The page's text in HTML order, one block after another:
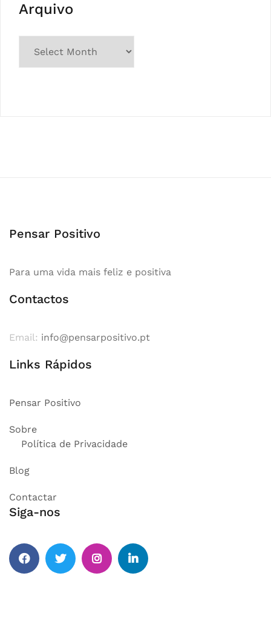
Arquivo
Pensar Positivo
Para uma vida mais feliz e positiva
Contactos
Email: info@pensarpositivo.pt
Links Rápidos
Pensar Positivo
Sobre
Política de Privacidade
Blog
Contactar
Siga-nos